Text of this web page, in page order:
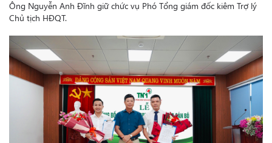
Ông Nguyễn Anh Đĩnh giữ chức vụ Phó Tổng giám đốc kiêm Trợ lý
Chủ tịch HĐQT.